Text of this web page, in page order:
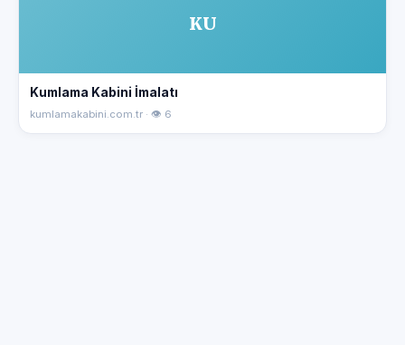
KU
Kumlama Kabini İmalatı
kumlamakabini.com.tr · 👁 6